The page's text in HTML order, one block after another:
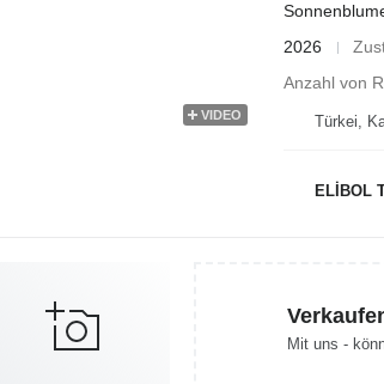
VIDEO
2026
Anzahl von
Türkei,
ELİBOL
Mit uns -